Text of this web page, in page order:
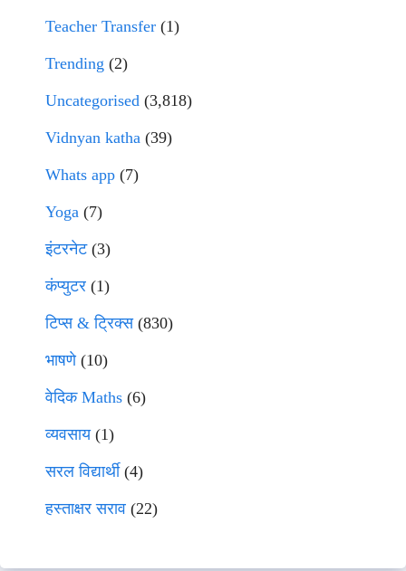
Teacher Transfer (1)
Trending (2)
Uncategorised (3,818)
Vidnyan katha (39)
Whats app (7)
Yoga (7)
इंटरनेट(3)
कंप्युटर (1)
टिप्स & ट्रिक्स(830)
भाषणे(10)
वेदिक Maths (6)
व्यवसाय(1)
सरल विद्यार्थी(4)
हस्ताक्षर सराव (22)